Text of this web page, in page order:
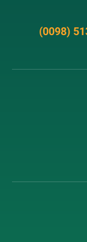
(0098)